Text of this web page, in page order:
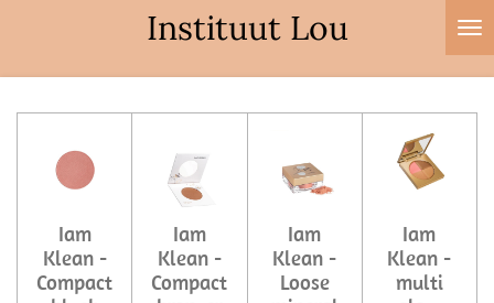
de
Instituut Lou
Iam
Klean -
Compact
Iam
Klean -
Compact
Iam
Klean -
Loose
Iam
Klean -
multi